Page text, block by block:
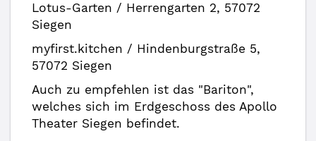
Lotus-Garten / Herrengarten 2, 57072
Siegen
myfirst.kitchen / Hindenburgstraße 5,
57072 Siegen
Auch zu empfehlen ist das "Bariton",
welches sich im Erdgeschoss des Apollo
Theater Siegen befindet.